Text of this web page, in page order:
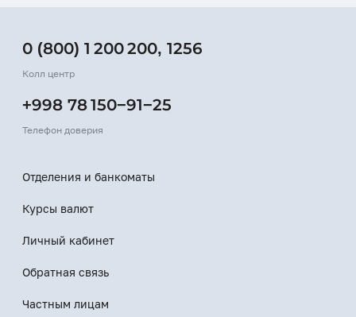
0 (800) 1 200 200, 1256
Колл центр
+998 78 150−91−25
Телефон доверия
Отделения и банкоматы
Курсы валют
Личный кабинет
Обратная связь
Частным лицам